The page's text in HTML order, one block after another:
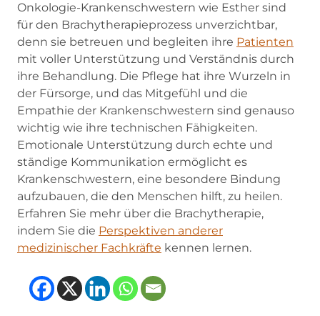
Onkologie-Krankenschwestern wie Esther sind
für den Brachytherapieprozess unverzichtbar,
denn sie betreuen und begleiten ihre Patienten
mit voller Unterstützung und Verständnis durch
ihre Behandlung. Die Pflege hat ihre Wurzeln in
der Fürsorge, und das Mitgefühl und die
Empathie der Krankenschwestern sind genauso
wichtig wie ihre technischen Fähigkeiten.
Emotionale Unterstützung durch echte und
ständige Kommunikation ermöglicht es
Krankenschwestern, eine besondere Bindung
aufzubauen, die den Menschen hilft, zu heilen.
Erfahren Sie mehr über die Brachytherapie,
indem Sie die Perspektiven anderer
medizinischer Fachkräfte kennen lernen.
(opens in new tab)
(opens in new tab)
(opens in new
(opens in new